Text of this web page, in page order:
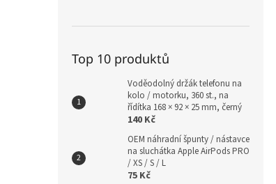
Top 10 produktů
Voděodolný držák telefonu na
kolo / motorku, 360 st., na
řídítka 168 × 92 × 25 mm, černý
140 Kč
OEM náhradní špunty / nástavce
na sluchátka Apple AirPods PRO
/ XS / S / L
75 Kč